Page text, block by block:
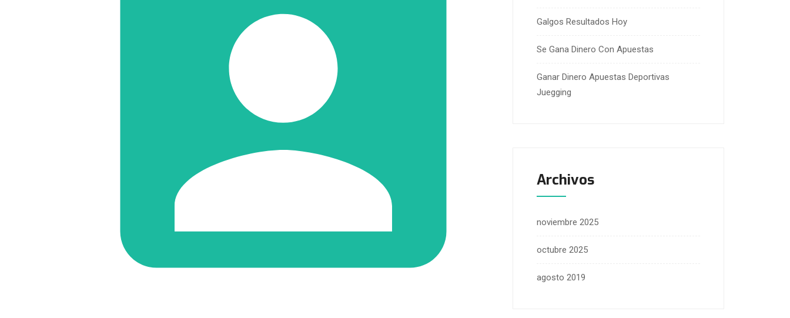
Galgos Resultados Hoy
Se Gana Dinero Con Apuestas
Ganar Dinero Apuestas Deportivas
Juegging
Archivos
noviembre 2025
octubre 2025
agosto 2019